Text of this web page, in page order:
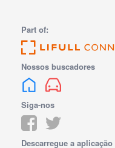
Part of:
Nossos buscadores
Siga-nos
Descarregue a aplicação